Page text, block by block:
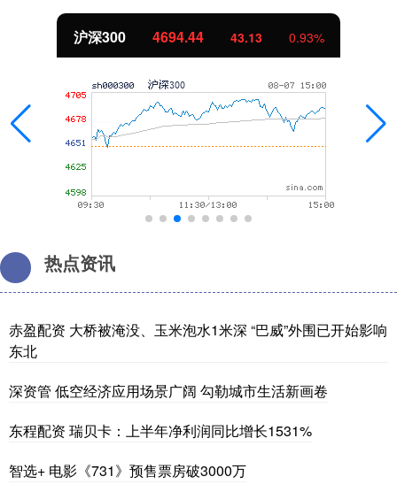
北证50 1134.24 11.37 1.01%
热点资讯
赤盈配资 大桥被淹没、玉米泡水1米深 “巴威”外围已开始影响
东北
深资管 低空经济应用场景广阔 勾勒城市生活新画卷
东程配资 瑞贝卡：上半年净利润同比增长1531%
智选+ 电影《731》预售票房破3000万